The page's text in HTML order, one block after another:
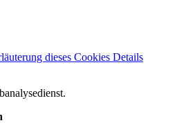
dieses Cookies Details